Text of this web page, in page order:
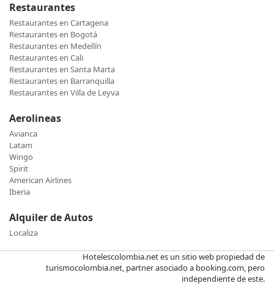
Restaurantes
Restaurantes en Cartagena
Restaurantes en Bogotá
Restaurantes en Medellín
Restaurantes en Cali
Restaurantes en Santa Marta
Restaurantes en Barranquilla
Restaurantes en Villa de Leyva
Aerolineas
Avianca
Latam
Wingo
Spirit
American Airlines
Iberia
Alquiler de Autos
Localiza
Hotelescolombia.net es un sitio web propiedad de
turismocolombia.net, partner asociado a booking.com, pero
independiente de este.